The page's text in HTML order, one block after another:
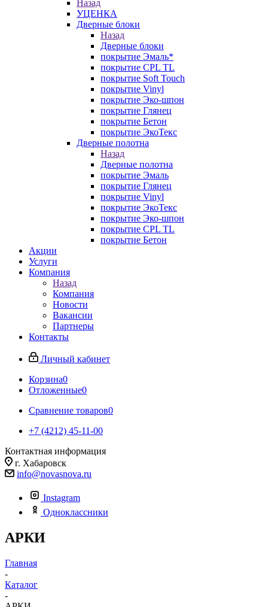
Назад
УЦЕНКА
Дверные блоки
Назад
Дверные блоки
покрытие Эмаль*
покрытие CPL TL
покрытие Soft Touch
покрытие Vinyl
покрытие Эко-шпон
покрытие Глянец
покрытие Бетон
покрытие ЭкоТекс
Дверные полотна
Назад
Дверные полотна
покрытие Эмаль
покрытие Глянец
покрытие Vinyl
покрытие ЭкоТекс
покрытие Эко-шпон
покрытие CPL TL
покрытие Бетон
Акции
Услуги
Компания
Назад
Компания
Новости
Вакансии
Партнеры
Контакты
Личный кабинет
Корзина0
Отложенные0
Сравнение товаров0
+7 (4212) 45-11-00
Контактная информация
г. Хабаровск
info@novasnova.ru
Instagram
Одноклассники
АРКИ
Главная
-
Каталог
-